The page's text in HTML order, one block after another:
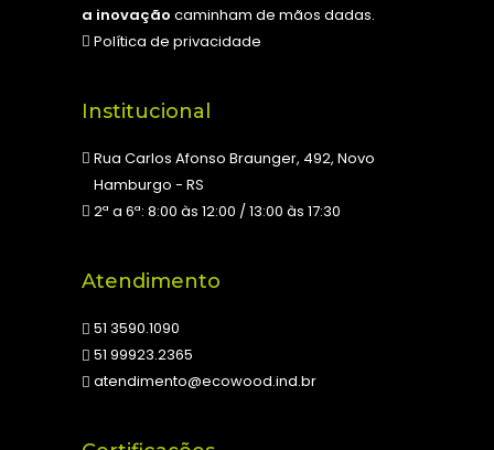
a inovação caminham de mãos dadas.
Política de privacidade
Institucional
Rua Carlos Afonso Braunger, 492, Novo
Hamburgo - RS
2ª a 6ª: 8:00 às 12:00 / 13:00 às 17:30
Atendimento
51 3590.1090
51 99923.2365
atendimento@ecowood.ind.br